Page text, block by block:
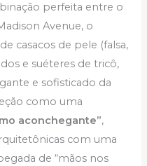
perfeita entre o
Avenue, o
casacos de pele (falsa,
e suéteres de tricô,
e sofisticado da
como uma
aconchegante”,
com uma
de “mãos nos